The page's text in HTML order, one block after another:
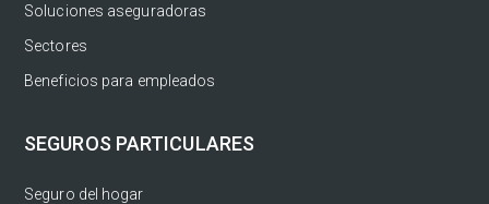
Soluciones aseguradoras
Sectores
Beneficios para empleados
SEGUROS PARTICULARES
Seguro del hogar